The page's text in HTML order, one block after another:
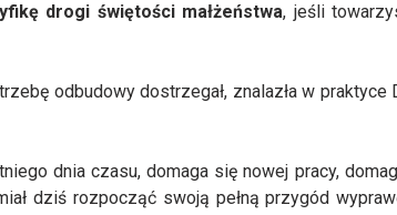
drogi świętości małżeństwa, jeśli
odbudowy dostrzegał, znalazła w praktyce
dnia czasu, domaga się nowej pracy,
dziś rozpocząć swoją pełną przygód